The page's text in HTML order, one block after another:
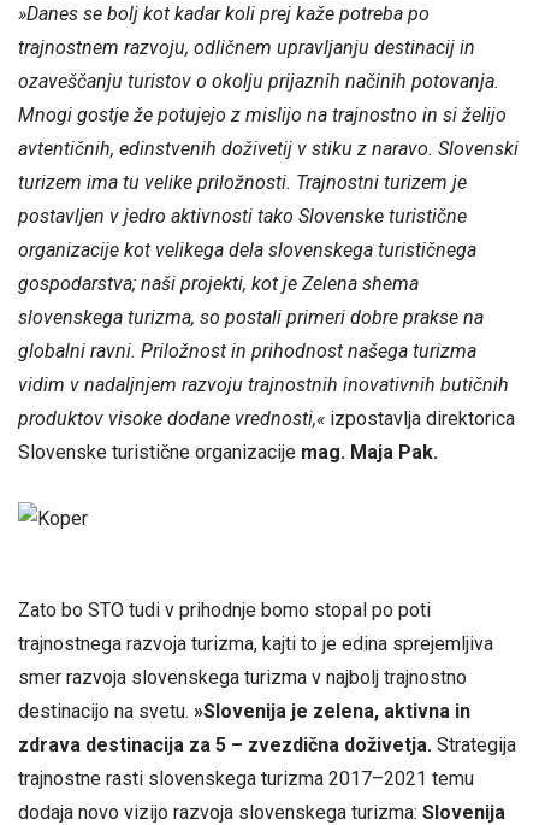
»Danes se bolj kot kadar koli prej kaže potreba po
trajnostnem razvoju, odličnem upravljanju destinacij in
ozaveščanju turistov o okolju prijaznih načinih potovanja.
Mnogi gostje že potujejo z mislijo na trajnostno in si želijo
avtentičnih, edinstvenih doživetij v stiku z naravo. Slovenski
turizem ima tu velike priložnosti. Trajnostni turizem je
postavljen v jedro aktivnosti tako Slovenske turistične
organizacije kot velikega dela slovenskega turističnega
gospodarstva; naši projekti, kot je Zelena shema
slovenskega turizma, so postali primeri dobre prakse na
globalni ravni. Priložnost in prihodnost našega turizma
vidim v nadaljnjem razvoju trajnostnih inovativnih butičnih
produktov visoke dodane vrednosti,« izpostavlja direktorica
Slovenske turistične organizacije mag. Maja Pak.
Zato bo STO tudi v prihodnje bomo stopal po poti
trajnostnega razvoja turizma, kajti to je edina sprejemljiva
smer razvoja slovenskega turizma v najbolj trajnostno
destinacijo na svetu. »Slovenija je zelena, aktivna in
zdrava destinacija za 5 – zvezdična doživetja. Strategija
trajnostne rasti slovenskega turizma 2017–2021 temu
dodaja novo vizijo razvoja slovenskega turizma: Slovenija